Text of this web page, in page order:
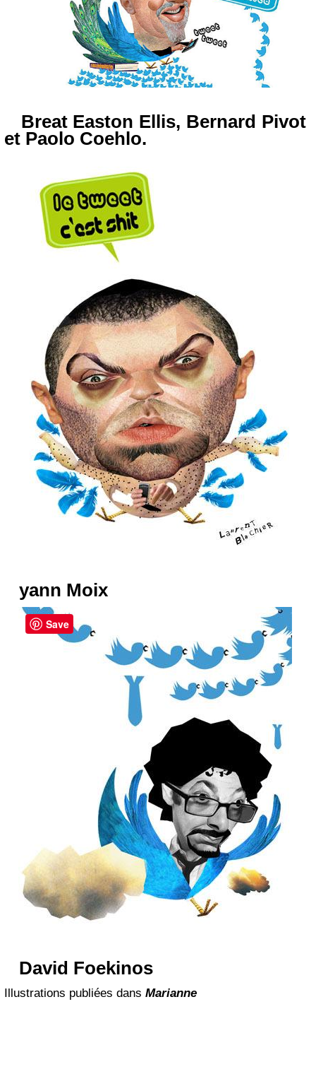
Breat Easton Ellis, Bernard Pivot
et Paolo Coehlo.
yann Moix
David Foekinos
Illustrations publiées dans Marianne
Save